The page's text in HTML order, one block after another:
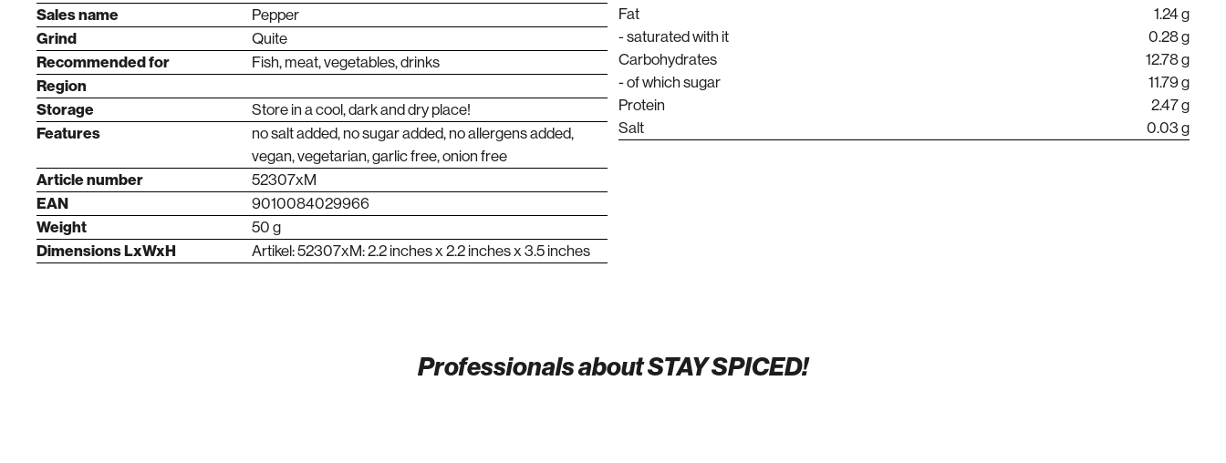
Sales name
Pepper
Grind
Quite
Recommended for
Fish, meat, vegetables, drinks
Region
Storage
Store in a cool, dark and dry place!
Features
no salt added, no sugar added, no allergens added,
vegan, vegetarian, garlic free, onion free
Article number
52307xM
EAN
9010084029966
Weight
50 g
Dimensions LxWxH
Artikel: 52307xM: 2.2 inches x 2.2 inches x 3.5 inches
Fat
1.24 g
- saturated with it
0.28 g
Carbohydrates
12.78 g
- of which sugar
11.79 g
Protein
2.47 g
Salt
0.03 g
Professionals about STAY SPICED!